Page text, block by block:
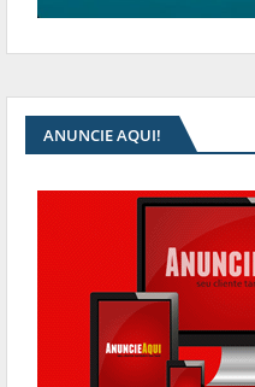
ANUNCIE AQUI!